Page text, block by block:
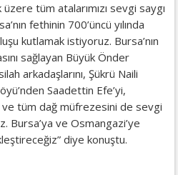
tüm atalarımızı sevgi saygı
fethinin 700’üncü yılında
kutlamak istiyoruz. Bursa’nın
sağlayan Büyük Önder
arkadaşlarını, Şükrü Naili
Saadettin Efe’yi,
ve tüm dağ müfrezesini de sevgi
Bursa’ya ve Osmangazi’ye
diye konuştu.